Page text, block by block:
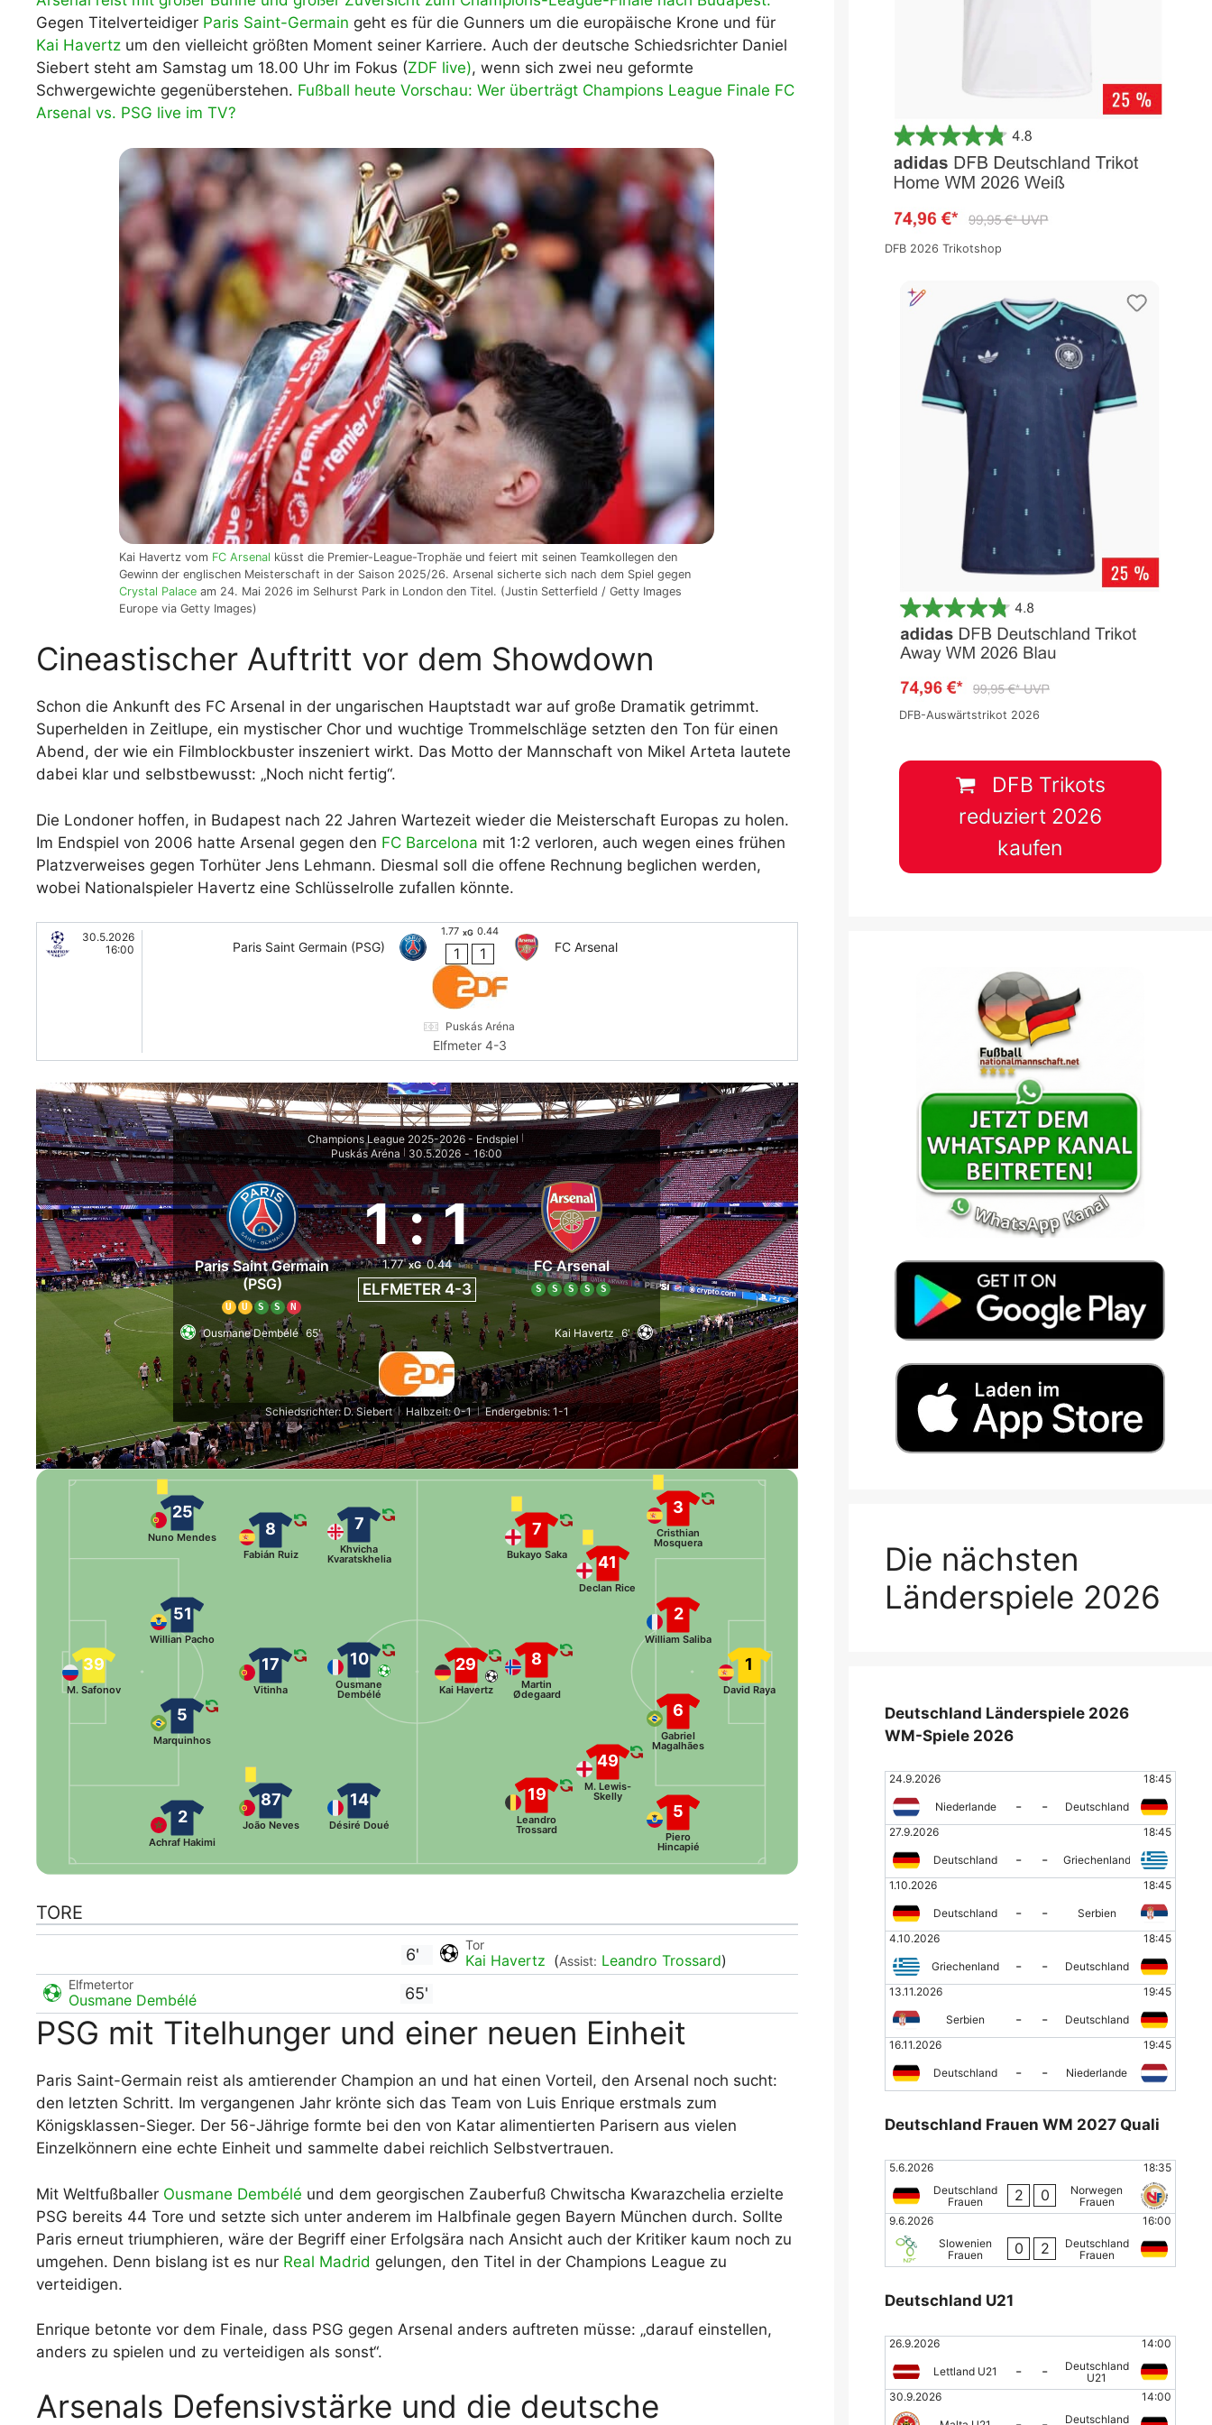
WM 2026 Spielplan Excel – kostenlos
downloaden & automatisch ausfüllen
Gegen Titelverteidiger Paris Saint-Germain geht es für die Gunners um die europäische Krone und für
Kai Havertz um den vielleicht größten Moment seiner Karriere. Auch der deutsche Schiedsrichter Daniel
Siebert steht am Samstag um 18.00 Uhr im Fokus (ZDF live), wenn sich zwei neu geformte
Schwergewichte gegenüberstehen. Fußball heute Vorschau: Wer überträgt Champions League Finale FC
Arsenal vs. PSG live im TV?
Kai Havertz vom FC Arsenal küsst die Premier-League-Trophäe und feiert mit seinen Teamkollegen den
Gewinn der englischen Meisterschaft in der Saison 2025/26. Arsenal sicherte sich nach dem Spiel gegen
Crystal Palace am 24. Mai 2026 im Selhurst Park in London den Titel. (Justin Setterfield / Getty Images
Europe via Getty Images)
Cineastischer Auftritt vor dem Showdown
Schon die Ankunft des FC Arsenal in der ungarischen Hauptstadt war auf große Dramatik getrimmt.
Superhelden in Zeitlupe, ein mystischer Chor und wuchtige Trommelschläge setzten den Ton für einen
Abend, der wie ein Filmblockbuster inszeniert wirkt. Das Motto der Mannschaft von Mikel Arteta lautete
dabei klar und selbstbewusst: „Noch nicht fertig“.
Die Londoner hoffen, in Budapest nach 22 Jahren Wartezeit wieder die Meisterschaft Europas zu holen.
Im Endspiel von 2006 hatte Arsenal gegen den FC Barcelona mit 1:2 verloren, auch wegen eines frühen
Platzverweises gegen Torhüter Jens Lehmann. Diesmal soll die offene Rechnung beglichen werden,
wobei Nationalspieler Havertz eine Schlüsselrolle zufallen könnte.
30.5.2026
16:00
Paris Saint Germain (PSG)
1.77 xG 0.44
1 1 FC Arsenal
Puskás Aréna
Elfmeter 4-3
Champions League 2025-2026 - Endspiel
Puskás Aréna 30.5.2026 - 16:00
Paris Saint Germain
(PSG)
U U S S N
1 : 1
1.77 xG 0.44
ELFMETER 4-3
FC Arsenal
S S S S S
Ousmane Dembélé 65' Kai Havertz 6'
Schiedsrichter: D. Siebert | Halbzeit: 0-1 | Endergebnis: 1-1
39
M. Safonov
25
Nuno Mendes
51
Willian Pacho
5
Marquinhos
2
Achraf Hakimi
8
Fabián Ruiz
17
Vitinha
87
João Neves
7
Khvicha
Kvaratskhelia
10
Ousmane
Dembélé
14
Désiré Doué
1
David Raya
5
Piero
Hincapié
6
Gabriel
Magalhães
2
William Saliba
3
Cristhian
Mosquera
49
M. Lewis-
Skelly
41
Declan Rice
19
Leandro
Trossard
8
Martin
Ødegaard
7
Bukayo Saka
29
Kai Havertz
TORE
6' Tor
Kai Havertz (Assist: Leandro Trossard)
Elfmetertor
Ousmane Dembélé 65'
PSG mit Titelhunger und einer neuen Einheit
Paris Saint-Germain reist als amtierender Champion an und hat einen Vorteil, den Arsenal noch sucht:
den letzten Schritt. Im vergangenen Jahr krönte sich das Team von Luis Enrique erstmals zum
Königsklassen-Sieger. Der 56-Jährige formte bei den von Katar alimentierten Parisern aus vielen
Einzelkönnern eine echte Einheit und sammelte dabei reichlich Selbstvertrauen.
Mit Weltfußballer Ousmane Dembélé und dem georgischen Zauberfuß Chwitscha Kwarazchelia erzielte
PSG bereits 44 Tore und setzte sich unter anderem im Halbfinale gegen Bayern München durch. Sollte
Paris erneut triumphieren, wäre der Begriff einer Erfolgsära nach Ansicht auch der Kritiker kaum noch zu
umgehen. Denn bislang ist es nur Real Madrid gelungen, den Titel in der Champions League zu
verteidigen.
Enrique betonte vor dem Finale, dass PSG gegen Arsenal anders auftreten müsse: „darauf einstellen,
anders zu spielen und zu verteidigen als sonst“.
Arsenals Defensivstärke und die deutsche
DFB 2026 Trikotshop
DFB-Auswärtstrikot 2026
DFB Trikots
reduziert 2026
kaufen
Die nächsten
Länderspiele 2026
Deutschland Länderspiele 2026
WM-Spiele 2026
24.9.2026 18:45
Niederlande - -
Deutschland
27.9.2026
18:45
Deutschland - -
Griechenland
1.10.2026
18:45
Deutschland - -
Serbien
4.10.2026
18:45
Griechenland - -
Deutschland
13.11.2026
19:45
Serbien - -
Deutschland
16.11.2026
19:45
Deutschland - - Niederlande
Deutschland Frauen WM 2027 Quali
5.6.2026
18:35
Deutschland
Frauen
2 0
Norwegen
Frauen
9.6.2026
16:00
Slowenien
Frauen
0 2
Deutschland
Frauen
Deutschland U21
26.9.2026 14:00
Lettland U21 - -
Deutschland
U21
30.9.2026
14:00
Deutschland